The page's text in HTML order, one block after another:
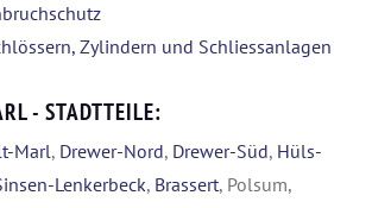
Zylindern und Schliessanlagen
- STADTTEILE:
Marl, Drewer-Nord, Drewer-Süd, Hüls-
Lenkerbeck, Brassert, Polsum,